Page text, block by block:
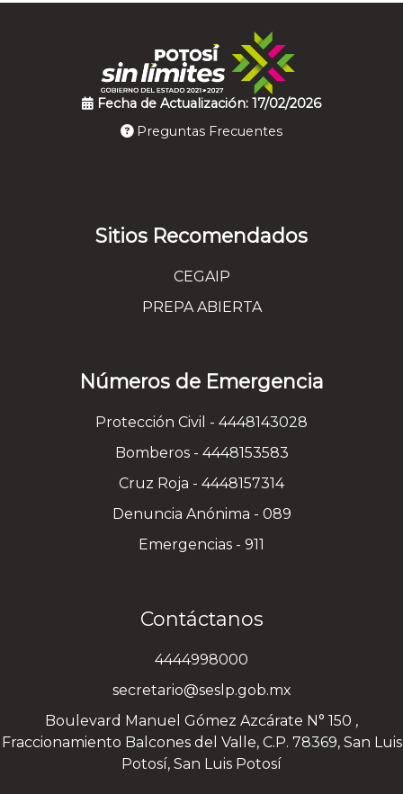
Fecha de Actualización: 17/02/2026
Preguntas Frecuentes
Sitios Recomendados
CEGAIP
PREPA ABIERTA
Números de Emergencia
Protección Civil - 4448143028
Bomberos - 4448153583
Cruz Roja - 4448157314
Denuncia Anónima - 089
Emergencias - 911
Contáctanos
4444998000
secretario@seslp.gob.mx
Boulevard Manuel Gómez Azcárate N° 150 ,
Fraccionamiento Balcones del Valle, C.P. 78369, San Luis
Potosí, San Luis Potosí